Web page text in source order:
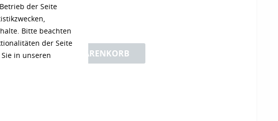
der Seite
Bitte beachten
der Seite
in unserenIN DEN WARENKORB